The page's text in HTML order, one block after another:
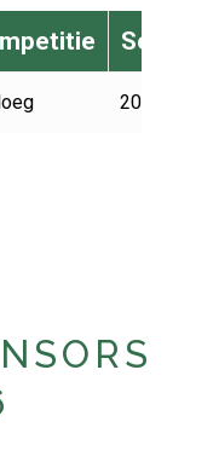
Seizoen
2023-2024